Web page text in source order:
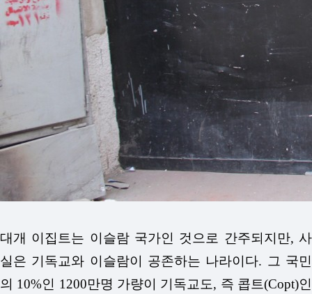
대개 이집트는 이슬람 국가인 것으로 간주되지만, 사
실은 기독교와 이슬람이 공존하는 나라이다. 그 국민
의 10%인 1200만명 가량이 기독교도, 즉 콥트(Copt)인